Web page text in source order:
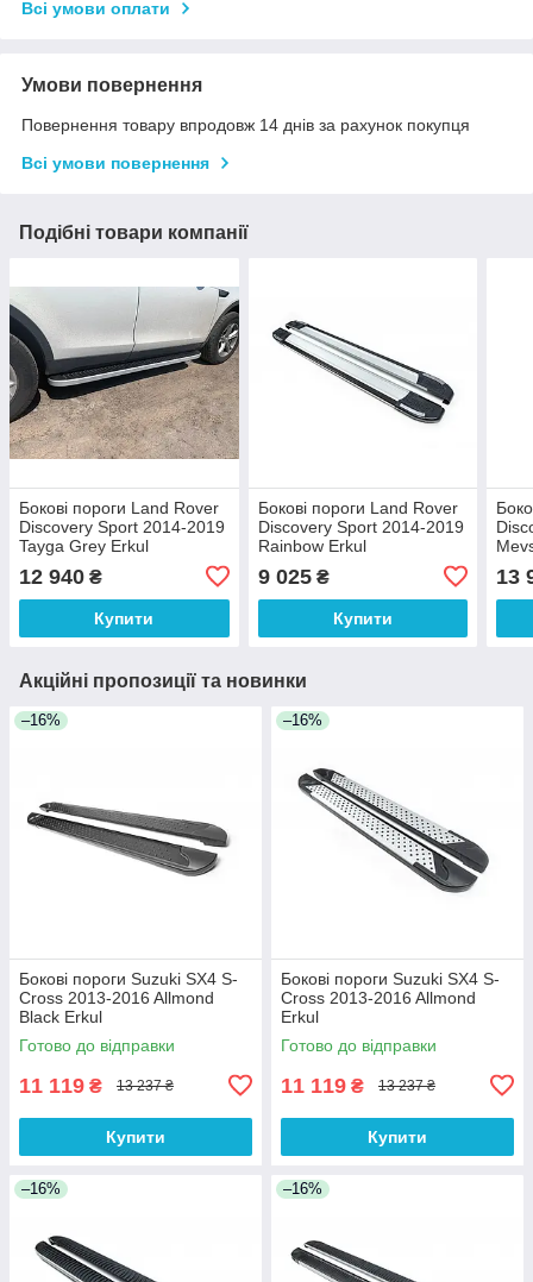
Всі умови оплати
Умови повернення
Повернення товару впродовж 14 днів за рахунок покупця
Всі умови повернення
Подібні товари компанії
Бокові пороги Land Rover
Discovery Sport 2014-2019
Tayga Grey Erkul
12 940 ₴
Купити
Бокові пороги Land Rover
Discovery Sport 2014-2019
Rainbow Erkul
9 025₴
Купити
13
Акційні пропозиції та новинки
–16%
Бокові пороги Suzuki SX4 S-
Cross 2013-2016 Allmond
Black Erkul
Готово до відправки
11 119 ₴ 13 237 ₴
Купити
–16%
Бокові пороги Suzuki SX4 S-
Cross 2013-2016 Allmond
Erkul
Готово до відправки
11 119 ₴ 13 237 ₴
Купити
–16% –16%